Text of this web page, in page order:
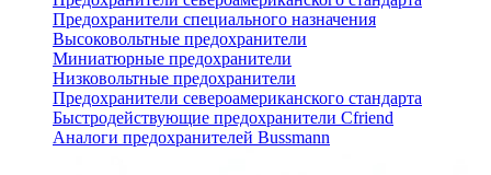
Предохранители специального назначения
Высоковольтные предохранители
Миниатюрные предохранители
Низковольтные предохранители
Предохранители североамериканского стандарта
Быстродействующие предохранители Cfriend
Аналоги предохранителей Bussmann